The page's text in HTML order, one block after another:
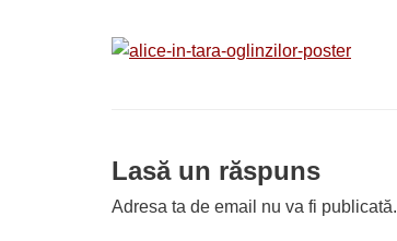
Lasă un răspuns
Adresa ta de email nu va fi publicată.